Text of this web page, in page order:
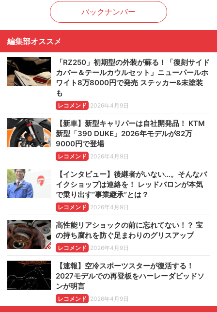
バックナンバー
編集部オススメ
「RZ250」初期型の外装が蘇る！「復刻サイド
カバー＆テールカウルセット」ニューパールホ
ワイト8万8000円で発売 ステッカー&未塗装
も
レコメンド 2026年4月9日
【新車】新型キャリパーは自社開発品！ KTM
新型「390 DUKE」2026年モデルが82万
9000円で登場
レコメンド 2026年4月9日
【インタビュー】後継者がいない…。そんなバ
イクショップは連絡を！ レッドバロンが本気
で乗り出す“事業継承”とは？
レコメンド 2026年4月9日
高性能リアショックの前に忘れてない！？ 宝
の持ち腐れを防ぐ足まわりのグリスアップ
レコメンド 2026年4月9日
【速報】空冷スポーツスターが復活する！
2027モデルでの再登板をハーレーダビッドソ
ンが明言
レコメンド 2026年4月9日